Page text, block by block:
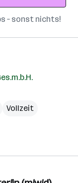
– sonst nichts!
Vollzeit